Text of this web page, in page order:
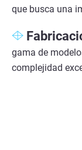
que busca una
gama de
complejidad